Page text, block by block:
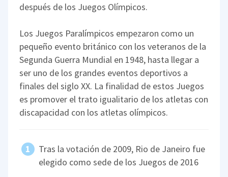
después de los Juegos Olímpicos.
Los Juegos Paralímpicos empezaron como un
pequeño evento británico con los veteranos de la
Segunda Guerra Mundial en 1948, hasta llegar a
ser uno de los grandes eventos deportivos a
finales del siglo XX. La finalidad de estos Juegos
es promover el trato igualitario de los atletas con
discapacidad con los atletas olímpicos.
Tras la votación de 2009, Rio de Janeiro fue
elegido como sede de los Juegos de 2016